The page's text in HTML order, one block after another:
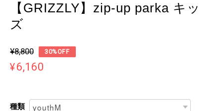
【GRIZZLY】zip-up parka キッ
ズ
¥8,800 30%OFF
¥6,160
種類